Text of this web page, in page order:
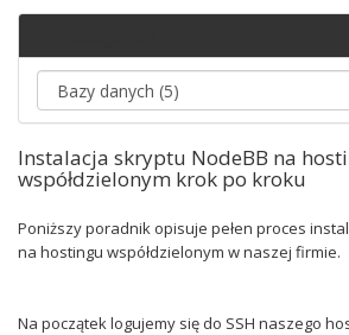
Instalacja skryptu NodeBB na
współdzielonym krok po kroku
Poniższy poradnik opisuje pełen proces
na hostingu współdzielonym w naszej firmie.
Na początek logujemy się do SSH naszego